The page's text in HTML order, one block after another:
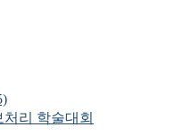
리 학술대회